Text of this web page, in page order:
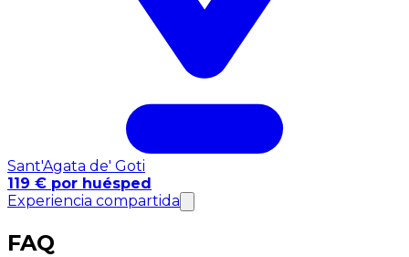
Sant'Agata de' Goti
119 € por huésped
Experiencia compartida
FAQ